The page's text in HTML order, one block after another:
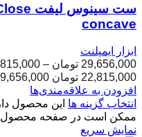
concave
ابزار ایمپلنت
29,656,000 تومان –
22,815,000 تومان through 29,656,000 تومان
افزودن به علاقه‌مندی‌ها
انتخاب گزینه ها این محصول
ممکن است در صفحه محصول
نمایش سریع